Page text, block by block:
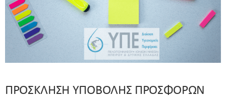
ΠΡΟΣΚΛΗΣΗ ΥΠΟΒΟΛΗΣ ΠΡΟΣΦΟΡΩΝ